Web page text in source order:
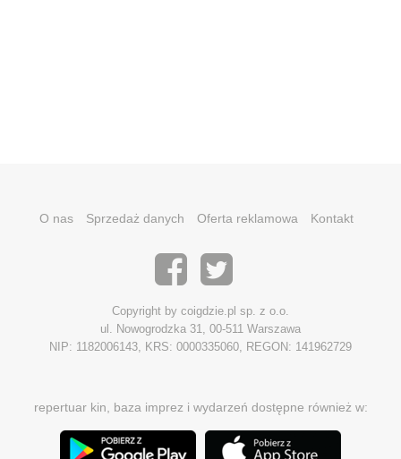
O nas Sprzedaż danych Oferta reklamowa Kontakt
Copyright by coigdzie.pl sp. z o.o.
ul. Nowogrodzka 31, 00-511 Warszawa
NIP: 1182006143, KRS: 0000335060, REGON: 141962729
repertuar kin, baza imprez i wydarzeń dostępne również w: